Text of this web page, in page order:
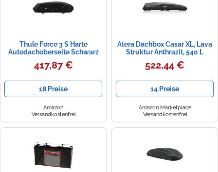
Thule Force 3 S Harte
Autodachoberseite Schwarz
417,87 €
18 Preise
Amazon
Versandkostenfrei
Atera Dachbox Casar XL, Lava
Struktur Anthrazit, 540 L
522,44 €
14 Preise
Amazon Marketplace
Versandkostenfrei